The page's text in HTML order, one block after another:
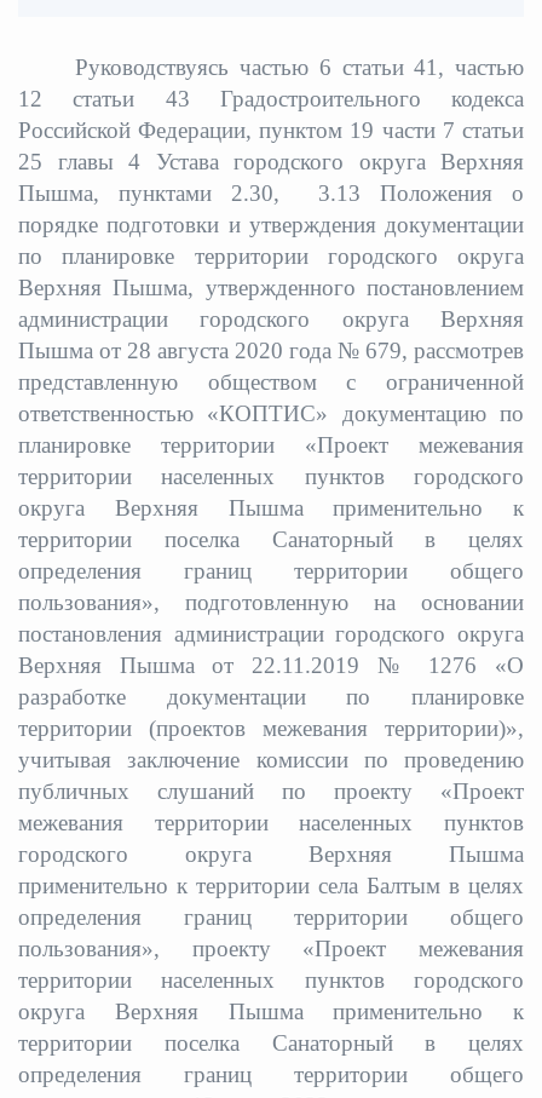
Руководствуясь частью 6 статьи 41, частью
12 статьи 43 Градостроительного кодекса
Российской Федерации, пунктом 19 части 7 статьи
25 главы 4 Устава городского округа Верхняя
Пышма, пунктами 2.30, 3.13 Положения о
порядке подготовки и утверждения документации
по планировке территории городского округа
Верхняя Пышма, утвержденного постановлением
администрации городского округа Верхняя
Пышма от 28 августа 2020 года № 679, рассмотрев
представленную обществом с ограниченной
ответственностью «КОПТИС» документацию по
планировке территории «Проект межевания
территории населенных пунктов городского
округа Верхняя Пышма применительно к
территории поселка Санаторный в целях
определения границ территории общего
пользования», подготовленную на основании
постановления администрации городского округа
Верхняя Пышма от 22.11.2019 № 1276 «О
разработке документации по планировке
территории (проектов межевания территории)»,
учитывая заключение комиссии по проведению
публичных слушаний по проекту «Проект
межевания территории населенных пунктов
городского округа Верхняя Пышма
применительно к территории села Балтым в целях
определения границ территории общего
пользования», проекту «Проект межевания
территории населенных пунктов городского
округа Верхняя Пышма применительно к
территории поселка Санаторный в целях
определения границ территории общего